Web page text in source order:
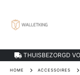
THUISBEZORGD
HOME ACCESSOIRES